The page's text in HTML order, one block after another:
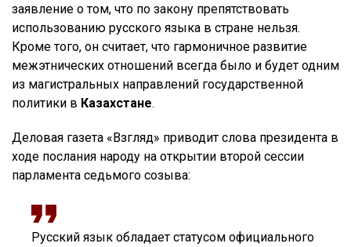
заявление о том, что по закону препятствовать
использованию русского языка в стране нельзя.
Кроме того, он считает, что гармоничное развитие
межэтнических отношений всегда было и будет одним
из магистральных направлений государственной
политики в Казахстане.
Деловая газета «Взгляд» приводит слова президента в
ходе послания народу на открытии второй сессии
парламента седьмого созыва:
Русский язык обладает статусом официального